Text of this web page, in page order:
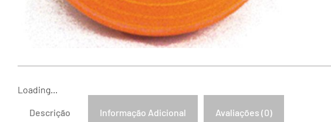
Loading...
Descrição Informação Adicional Avaliações (0)